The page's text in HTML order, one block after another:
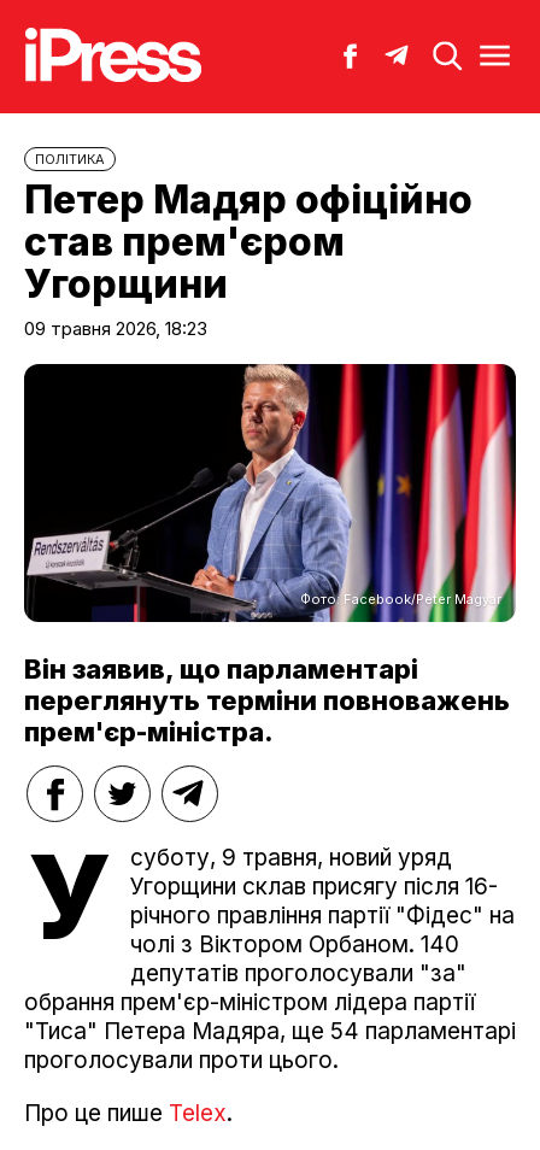
ПОЛІТИКА
Петер Мадяр офіційно
став прем'єром
Угорщини
09 травня 2026, 18:23
Фото: Facebook/Péter Magyar
Він заявив, що парламентарі
переглянуть терміни повноважень
прем'єр-міністра.
У
суботу, 9 травня, новий уряд
Угорщини склав присягу після 16-
річного правління партії "Фідес" на
чолі з Віктором Орбаном. 140
депутатів проголосували "за"
обрання прем'єр-міністром лідера партії
"Тиса" Петера Мадяра, ще 54 парламентарі
проголосували проти цього.
Про це пише Telex.